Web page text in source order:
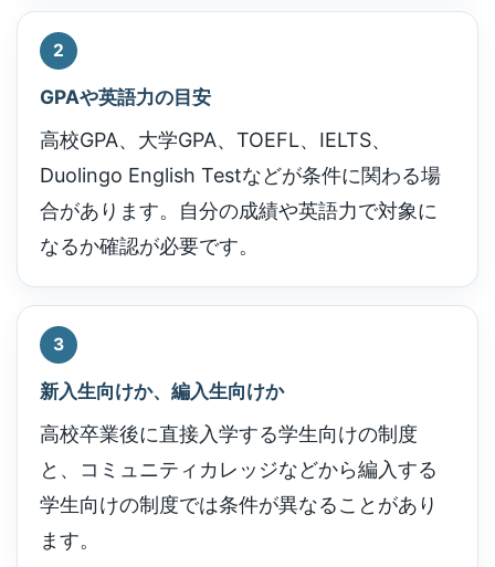
2
GPAや英語力の目安
高校GPA、大学GPA、TOEFL、IELTS、
Duolingo English Testなどが条件に関わる場
合があります。自分の成績や英語力で対象に
なるか確認が必要です。
3
新入生向けか、編入生向けか
高校卒業後に直接入学する学生向けの制度
と、コミュニティカレッジなどから編入する
学生向けの制度では条件が異なることがあり
ます。